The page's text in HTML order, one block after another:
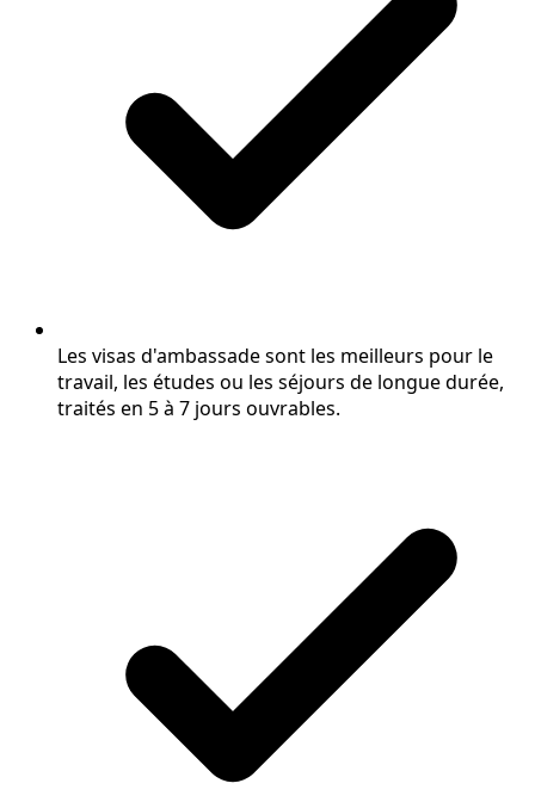
Les visas d'ambassade sont les meilleurs pour le
travail, les études ou les séjours de longue durée,
traités en 5 à 7 jours ouvrables.